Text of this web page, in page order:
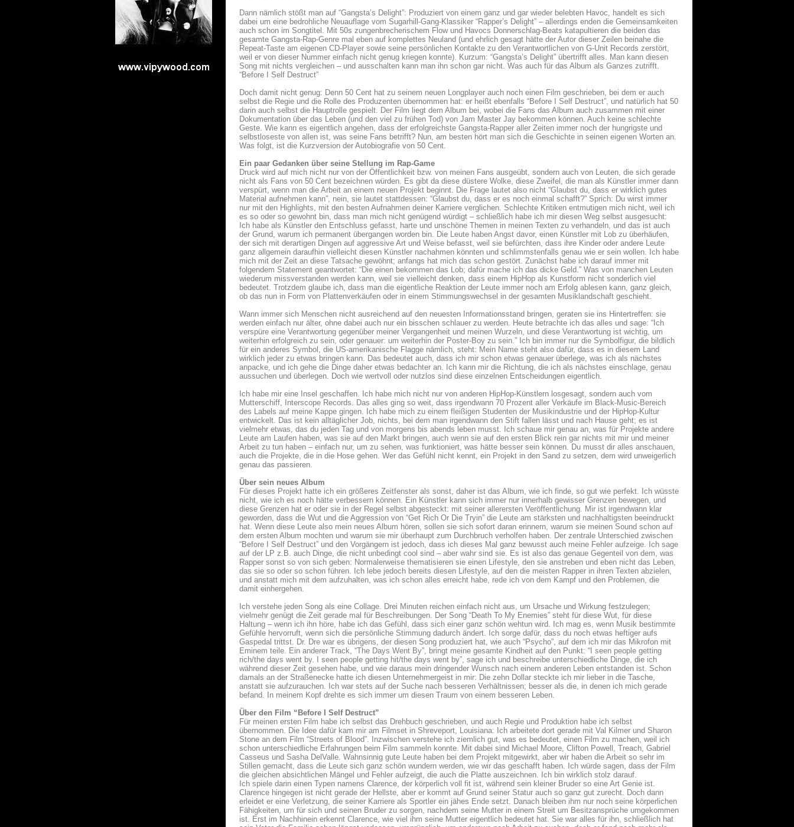
Dann nämlich stößt man auf “Gangsta’s Delight”: Produziert von einem ganz und gar wieder belebten Havoc, handelt es sich
dabei um eine bedrohliche Neuauflage vom Sugarhill-Gang-Klassiker “Rapper’s Delight” – allerdings enden die Gemeinsamkeiten
auch schon im Songtitel. Mit 50s zungenbrecherischem Flow und Havocs Donnerschlag-Beats katapultieren die beiden das
gesamte Gangsta-Rap-Genre mal eben auf komplettes Neuland (und ehrlich gesagt hätte der Autor dieser Zeilen beinahe die
Repeat-Taste am eigenen CD-Player sowie seine persönlichen Kontakte zu den Verantwortlichen von G-Unit Records zerstört,
weil er von dieser Nummer einfach nicht genug kriegen konnte). Kurzum: “Gangsta’s Delight” übertrifft alles. Man kann diesen
Song mit nichts vergleichen – und ausschalten kann man ihn schon gar nicht. Was auch für das Album als Ganzes zutrifft.
“Before I Self Destruct”
Doch damit nicht genug: Denn 50 Cent hat zu seinem neuen Longplayer auch noch einen Film geschrieben, bei dem er auch
selbst die Regie und die Rolle des Produzenten übernommen hat: er heißt ebenfalls “Before I Self Destruct”, und natürlich hat 50
darin auch selbst die Hauptrolle gespielt. Der Film liegt dem Album bei, wobei die Fans das Album auch zusammen mit einer
Dokumentation über das Leben (und den viel zu frühen Tod) von Jam Master Jay bekommen können. Auch keine schlechte
Geste. Wie kann es eigentlich angehen, dass der erfolgreichste Gangsta-Rapper aller Zeiten immer noch der hungrigste und
selbstloseste von allen ist, was seine Fans betrifft? Nun, am besten hört man sich die Geschichte in seinen eigenen Worten an.
Was folgt, ist die Kurzversion der Autobiografie von 50 Cent.
Ein paar Gedanken über seine Stellung im Rap-Game
Druck wird auf mich nicht nur von der Öffentlichkeit bzw. von meinen Fans ausgeübt, sondern auch von Leuten, die sich gerade
nicht als Fans von 50 Cent bezeichnen würden. Es gibt da diese düstere Wolke, diese Zweifel, die man als Künstler immer dann
verspürt, wenn man die Arbeit an einem neuen Projekt beginnt. Die Frage lautet also nicht “Glaubst du, dass er wirklich gutes
Material aufnehmen kann”, nein, sie lautet stattdessen: “Glaubst du, dass er es noch einmal schafft?” Sprich: Du wirst immer
nur mit den Highlights, mit den besten Aufnahmen deiner Karriere verglichen. Schlechte Kritiken entmutigen mich nicht, weil ich
es so oder so gewohnt bin, dass man mich nicht genügend würdigt – schließlich habe ich mir diesen Weg selbst ausgesucht:
Ich habe als Künstler den Entschluss gefasst, harte und unschöne Themen in meinen Texten zu verhandeln, und das ist auch
der Grund, warum ich permanent übergangen worden bin. Die Leute haben Angst davor, einen Künstler mit Lob zu überhäufen,
der sich mit derartigen Dingen auf aggressive Art und Weise befasst, weil sie befürchten, dass ihre Kinder oder andere Leute
ganz allgemein daraufhin vielleicht diesen Künstler nachahmen könnten und schlimmstenfalls genau wie er sein wollen. Ich habe
mich mit der Zeit an diese Tatsache gewöhnt; anfangs hat mich das schon gestört. Zunächst habe ich darauf immer mit
folgendem Statement geantwortet: “Die einen bekommen das Lob; dafür mache ich das dicke Geld.” Was von manchen Leuten
wiederum missverstanden werden kann, weil sie vielleicht denken, dass einem HipHop als Kunstform nicht sonderlich viel
bedeutet. Trotzdem glaube ich, dass man die eigentliche Reaktion der Leute immer noch am Erfolg ablesen kann, ganz gleich,
ob das nun in Form von Plattenverkäufen oder in einem Stimmungswechsel in der gesamten Musiklandschaft geschieht.
Wann immer sich Menschen nicht ausreichend auf den neuesten Informationsstand bringen, geraten sie ins Hintertreffen: sie
werden einfach nur älter, ohne dabei auch nur ein bisschen schlauer zu werden. Heute betrachte ich das alles und sage: “Ich
verspüre eine Verantwortung gegenüber meiner Vergangenheit und meinen Wurzeln, und diese Verantwortung ist wichtig, um
weiterhin erfolgreich zu sein, oder genauer: um weiterhin der Poster-Boy zu sein.” Ich bin immer nur die Symbolfigur, die bildlich
für ein anderes Symbol, die US-amerikanische Flagge nämlich, steht: Mein Name steht also dafür, dass es in diesem Land
wirklich jeder zu etwas bringen kann. Das bedeutet auch, dass ich mir schon etwas genauer überlege, was ich als nächstes
anpacke, und ich gehe die Dinge daher etwas bedachter an. Ich kann mir die Richtung, die ich als nächstes einschlage, genau
aussuchen und überlegen. Doch wie wertvoll oder nutzlos sind diese einzelnen Entscheidungen eigentlich.
Ich habe mir eine Insel geschaffen. Ich habe mich nicht nur von anderen HipHop-Künstlern losgesagt, sondern auch vom
Mutterschiff, Interscope Records. Das alles ging so weit, dass irgendwann 70 Prozent aller Verkäufe im Black-Music-Bereich
des Labels auf meine Kappe gingen. Ich habe mich zu einem fleißigen Studenten der Musikindustrie und der HipHop-Kultur
entwickelt. Das ist kein alltäglicher Job, nichts, bei dem man irgendwann den Stift fallen lässt und nach Hause geht; es ist
vielmehr etwas, das du jeden Tag und von morgens bis abends leben musst. Ich schaue mir genau an, was für Projekte andere
Leute am Laufen haben, was sie auf den Markt bringen, auch wenn sie auf den ersten Blick rein gar nichts mit mir und meiner
Arbeit zu tun haben – einfach nur, um zu sehen, was funktioniert, was hätte besser sein können. Du musst dir alles anschauen,
auch die Projekte, die in die Hose gehen. Wer das Gefühl nicht kennt, ein Projekt in den Sand zu setzen, dem wird unweigerlich
genau das passieren.
Über sein neues Album
Für dieses Projekt hatte ich ein größeres Zeitfenster als sonst, daher ist das Album, wie ich finde, so gut wie perfekt. Ich wüsste
nicht, wie ich es noch hätte verbessern können. Ein Künstler kann sich immer nur innerhalb gewisser Grenzen bewegen, und
diese Grenzen hat er oder sie in der Regel selbst abgesteckt: mit seiner allerersten Veröffentlichung. Mir ist irgendwann klar
geworden, dass die Wut und die Aggression von “Get Rich Or Die Tryin” die Leute am stärksten und nachhaltigsten beeindruckt
hat. Wenn diese Leute also mein neues Album hören, sollen sie sich sofort daran erinnern, warum sie meinen Sound schon auf
dem ersten Album mochten und warum sie mir überhaupt zum Durchbruch verholfen haben. Der zentrale Unterschied zwischen
“Before I Self Destruct” und den Vorgängern ist jedoch, dass ich dieses Mal ganz bewusst auch meine Fehler aufzeige. Ich sage
auf der LP z.B. auch Dinge, die nicht unbedingt cool sind – aber wahr sind sie. Es ist also das genaue Gegenteil von dem, was
Rapper sonst so von sich geben: Normalerweise thematisieren sie einen Lifestyle, den sie anstreben und eben nicht das Leben,
das sie so oder so schon führen. Ich lebe jedoch bereits diesen Lifestyle, auf den die meisten Rapper in ihren Texten abzielen,
und anstatt mich mit dem aufzuhalten, was ich schon alles erreicht habe, rede ich von dem Kampf und den Problemen, die
damit einhergehen.
Ich verstehe jeden Song als eine Collage. Drei Minuten reichen einfach nicht aus, um Ursache und Wirkung festzulegen;
vielmehr genügt die Zeit gerade mal für Beschreibungen. Der Song “Death To My Enemies” steht für diese Wut, für diese
Haltung – wenn ich ihn höre, habe ich das Gefühl, dass sich einer ganz schön wehtun wird. Ich mag es, wenn Musik bestimmte
Gefühle hervorruft, wenn sich die persönliche Stimmung dadurch ändert. Ich sorge dafür, dass du noch etwas heftiger aufs
Gaspedal trittst. Dr. Dre war es übrigens, der diesen Song produziert hat, wie auch “Psycho”, auf dem ich mir das Mikrofon mit
Eminem teile. Ein anderer Track, “The Days Went By”, bringt meine gesamte Kindheit auf den Punkt: “I seen people getting
rich/the days went by. I seen people getting hit/the days went by”, sage ich und beschreibe unterschiedliche Dinge, die ich
während dieser Zeit gesehen habe, und wie daraus mein dringender Wunsch nach einem anderen Leben entstanden ist. Schon
damals an der Straßenecke hatte ich diesen Unternehmergeist in mir: Die zehn Dollar steckte ich mir lieber in die Tasche,
anstatt sie aufzurauchen. Ich war stets auf der Suche nach besseren Verhältnissen; besser als die, in denen ich mich gerade
befand. In meinem Kopf drehte es sich immer um diesen Traum von einem besseren Leben.
Über den Film “Before I Self Destruct”
Für meinen ersten Film habe ich selbst das Drehbuch geschrieben, und auch Regie und Produktion habe ich selbst
übernommen. Die Idee dafür kam mir am Filmset in Shreveport, Louisiana: Ich arbeitete dort gerade mit Val Kilmer und Sharon
Stone an dem Film “Streets of Blood”. Inzwischen verstehe ich ziemlich gut, was es bedeutet, einen Film zu machen, weil ich
schon unterschiedliche Erfahrungen beim Film sammeln konnte. Mit dabei sind Michael Moore, Clifton Powell, Treach, Gabriel
Casseus und Sasha DelValle. Wahnsinnig gute Leute haben bei dem Projekt mitgewirkt, aber wir haben die Arbeit so sehr im
Stillen gemacht, dass die Leute sich ganz schön wundern werden, wie wir das geschafft haben. Ich würde sagen, dass der Film
die gleichen absichtlichen Mängel und Fehler aufzeigt, die auch die Platte auszeichnen. Ich bin wirklich stolz darauf.
Ich spiele darin einen Typen namens Clarence, der körperlich voll fit ist, während sein kleiner Bruder so eine Art Genie ist.
Clarence hingegen ist nicht gerade der Hellste, aber er kommt auf Grund seiner Statur auch so ganz gut zurecht. Doch dann
erleidet er eine Verletzung, die seiner Karriere als Sportler ein jähes Ende setzt. Danach bleiben ihm nur noch seine körperlichen
Fähigkeiten, um für sich und seinen Bruder zu sorgen, nachdem seine Mutter in einem Streit um Besitzansprüche umgekommen
ist. Erst im Nachhinein erkennt Clarence, wie viel ihm seine Mutter eigentlich bedeutet hat. Sie war alles für ihn, schließlich hat